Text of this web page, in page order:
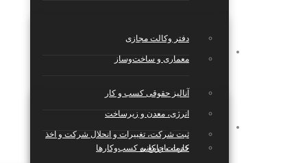
دفتر وکالت مجازی
آنالیز حقوقی کسب و کار
خدمات جامع به کسب‌وکارها
معماری و ساخت‌وساز
انرژی، معدن و زیرساخت
ثبت شرکت، تغییرات و انحلال شرکت و اخذ
کارت بازرکانی